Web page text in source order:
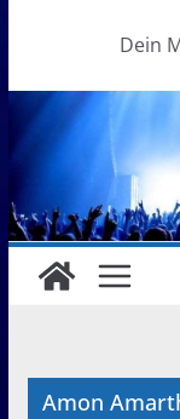
Dein
Amon